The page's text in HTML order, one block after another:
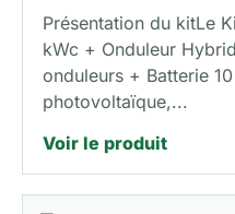
Présentation du kitLe
kWc + Onduleur
onduleurs + Batterie
photovoltaïque,...
Voir le produit